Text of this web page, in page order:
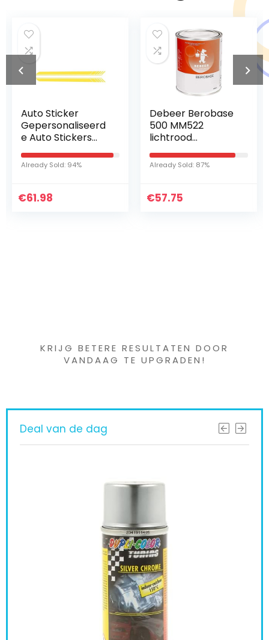
Debeer Berobase
500 MM522
lichtrood
transparant 1 liter
basislak pigment
autolak
Already Sold: 87%
€57.75
Volkswagen
Touch-Up Verf
Candy Wit
LB9A/B4/B9A
Already Sold: 95%
€18.00
KRIJG BETERE RESULTATEN DOOR
VANDAAG TE UPGRADEN!
Deal van de dag